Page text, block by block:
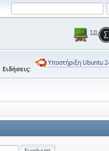
Ειδήσεις:
Υποστήριξη Ubuntu